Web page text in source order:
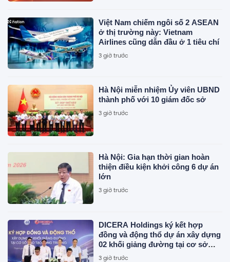
Việt Nam chiếm ngôi số 2 ASEAN
ở thị trường này: Vietnam
Airlines cũng dẫn đầu ở 1 tiêu chí
3 giờ trước
Hà Nội miễn nhiệm Ủy viên UBND
thành phố với 10 giám đốc sở
3 giờ trước
Hà Nội: Gia hạn thời gian hoàn
thiện điều kiện khởi công 6 dự án
lớn
3 giờ trước
DICERA Holdings ký kết hợp
đồng và động thổ dự án xây dựng
02 khối giảng đường tại cơ sở
đào tạo Long Trường
3 giờ trước